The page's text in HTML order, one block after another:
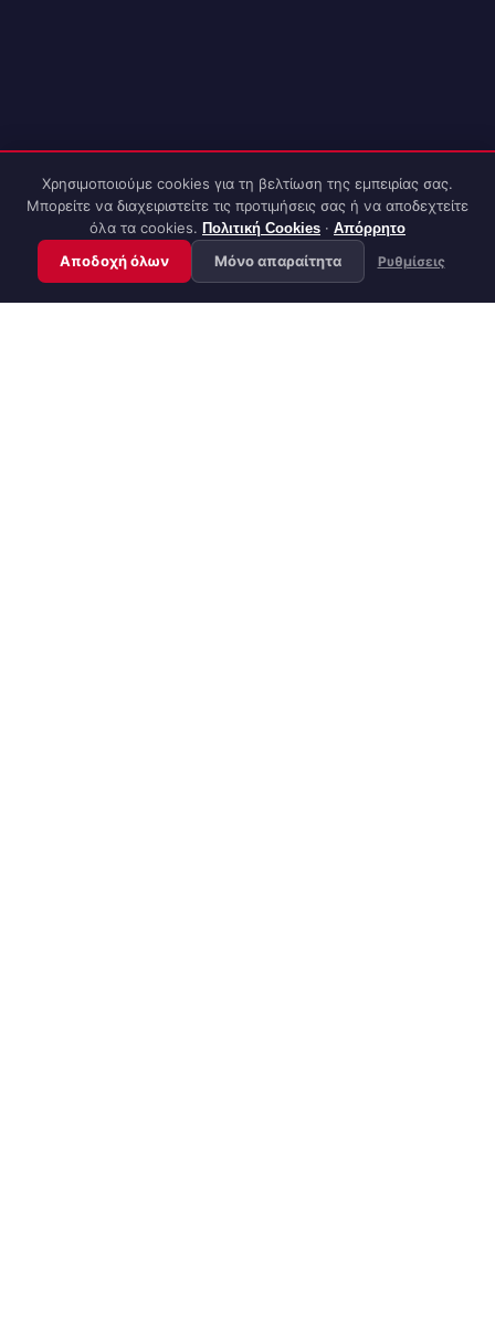
Πώς μπορώ να σας βοηθήσω;
Χρησιμοποιούμε cookies για τη βελτίωση της εμπειρίας σας.
Μπορείτε να διαχειριστείτε τις προτιμήσεις σας ή να αποδεχτείτε
όλα τα cookies. Πολιτική Cookies · Απόρρητο
Αποδοχή όλων Μόνο απαραίτητα Ρυθμίσεις